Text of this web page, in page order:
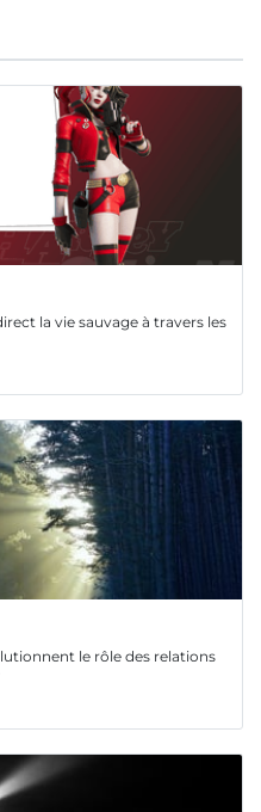
la vie sauvage à travers les
le rôle des relations